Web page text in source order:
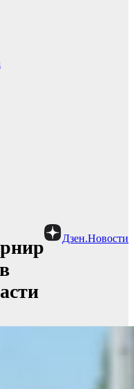
Дзен.Новости